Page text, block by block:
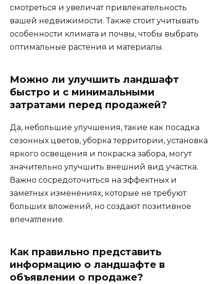
смотреться и увеличат привлекательность
вашей недвижимости. Также стоит учитывать
особенности климата и почвы, чтобы выбрать
оптимальные растения и материалы.
Можно ли улучшить ландшафт
быстро и с минимальными
затратами перед продажей?
Да, небольшие улучшения, такие как посадка
сезонных цветов, уборка территории, установка
яркого освещения и покраска забора, могут
значительно улучшить внешний вид участка.
Важно сосредоточиться на эффектных и
заметных изменениях, которые не требуют
больших вложений, но создают позитивное
впечатление.
Как правильно представить
информацию о ландшафте в
объявлении о продаже?